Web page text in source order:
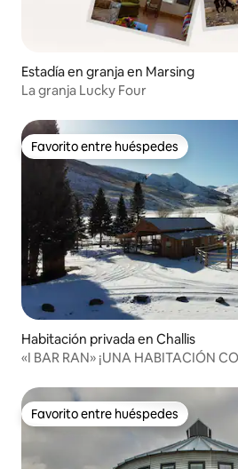
Estadía en granja en Marsing
La granja Lucky Four
Favorito entre huéspedes
Favorito entre huéspedes
Habitación privada en Challis
«I BAR RAN» ¡UNA HABITACIÓN
Favorito entre huéspedes
Favorito entre huéspedes